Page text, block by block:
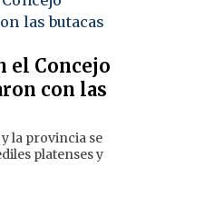
el Concejo
con las
la provincia se
platenses y